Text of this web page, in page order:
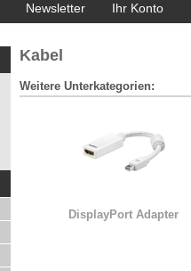
Newsletter Ihr Konto
Kabel
Weitere Unterkategorien:
DisplayPort Adapter